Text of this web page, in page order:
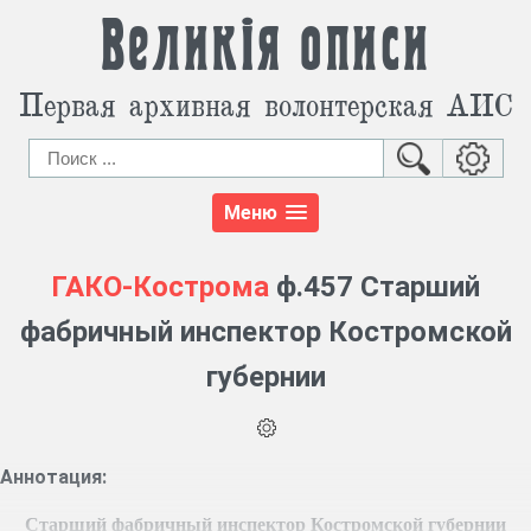
Великія описи
Первая архивная волонтерская АИС
Меню
ГАКО-Кострома ф.457 Старший
фабричный инспектор Костромской
губернии
Аннотация:
Старший фабричный инспектор Костромской губернии